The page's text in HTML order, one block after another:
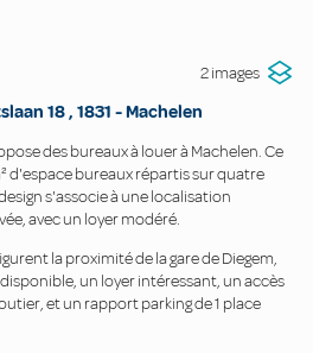
2 images
18, 1831 -Machelen
des bureaux à louer à Machelen. Ce
d'espace bureaux répartis sur quatre
s'associe à une localisation
avec un loyer modéré.
la proximité de la gare de Diegem,
un loyer intéressant, un accès
et un rapport parking de 1 place